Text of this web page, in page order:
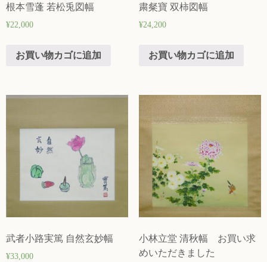
根本雪蓬 若松兎図幅
¥22,000
お買い物カゴに追加
粛粲寶 双柿図幅
¥24,200
お買い物カゴに追加
武者小路実篤 自然玄妙幅
¥33,000
小林立堂 清秋幅 お買い求
めいただきました